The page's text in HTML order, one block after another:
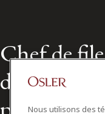
Chef de
droit des
Nous utilisons des